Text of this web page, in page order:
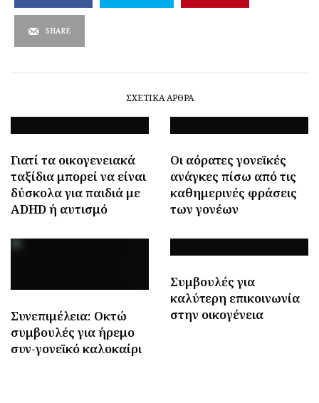
SHARE
ΣΧΕΤΙΚΆ ΆΡΘΡΑ
Γιατί τα οικογενειακά
ταξίδια μπορεί να είναι
δύσκολα για παιδιά με
ADHD ή αυτισμό
Οι αόρατες γονεϊκές
ανάγκες πίσω από τις
καθημερινές φράσεις
των γονέων
Συνεπιμέλεια: Οκτώ
συμβουλές για ήρεμο
συν-γονεϊκό καλοκαίρι
Συμβουλές για
καλύτερη επικοινωνία
στην οικογένεια